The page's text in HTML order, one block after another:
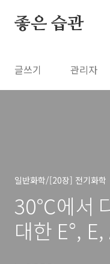
좋은 습관
글쓰기 관리자
일반화학/[20장] 전기화학
30℃에서
대한 E°,